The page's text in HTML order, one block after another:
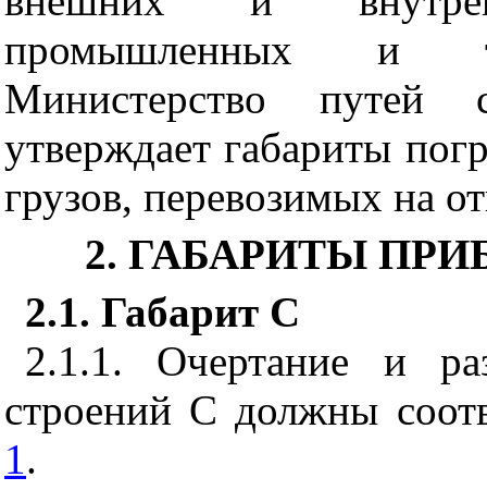
промышленных и
Министерство путей
утверждает габариты
грузов, перевозимых на
2. ГАБАРИТЫ
2.1. Габарит С
2.1.1. Очертание и
строений С должны
1.